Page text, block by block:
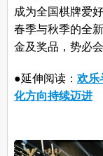
成为全国棋牌爱
春季与秋季的全
金及奖品，势必
●延伸阅读： 欢乐
化方向持续迈进